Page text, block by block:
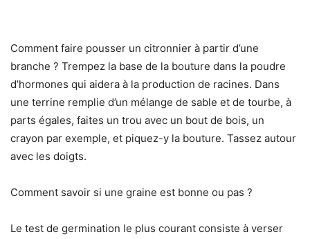
Comment faire pousser un citronnier à partir d’une
branche ? Trempez la base de la bouture dans la poudre
d’hormones qui aidera à la production de racines. Dans
une terrine remplie d’un mélange de sable et de tourbe, à
parts égales, faites un trou avec un bout de bois, un
crayon par exemple, et piquez-y la bouture. Tassez autour
avec les doigts.
Comment savoir si une graine est bonne ou pas ?
Le test de germination le plus courant consiste à verser